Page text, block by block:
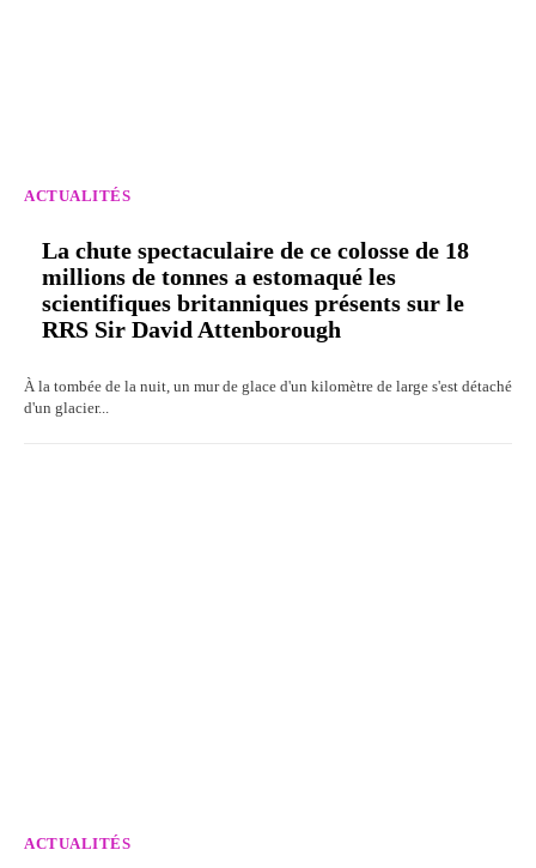
ACTUALITÉS
La chute spectaculaire de ce colosse de 18
millions de tonnes a estomaqué les
scientifiques britanniques présents sur le
RRS Sir David Attenborough
À la tombée de la nuit, un mur de glace d'un kilomètre de large s'est détaché
d'un glacier...
ACTUALITÉS